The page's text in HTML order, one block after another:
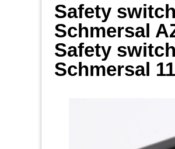
Safety
Schmersal
Safety
Schmersal